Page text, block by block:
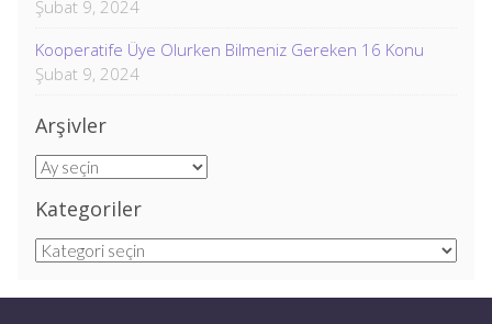
Şubat 9, 2024
Kooperatife Üye Olurken Bilmeniz Gereken 16 Konu
Şubat 9, 2024
Arşivler
Arşivler
Kategoriler
Kategoriler